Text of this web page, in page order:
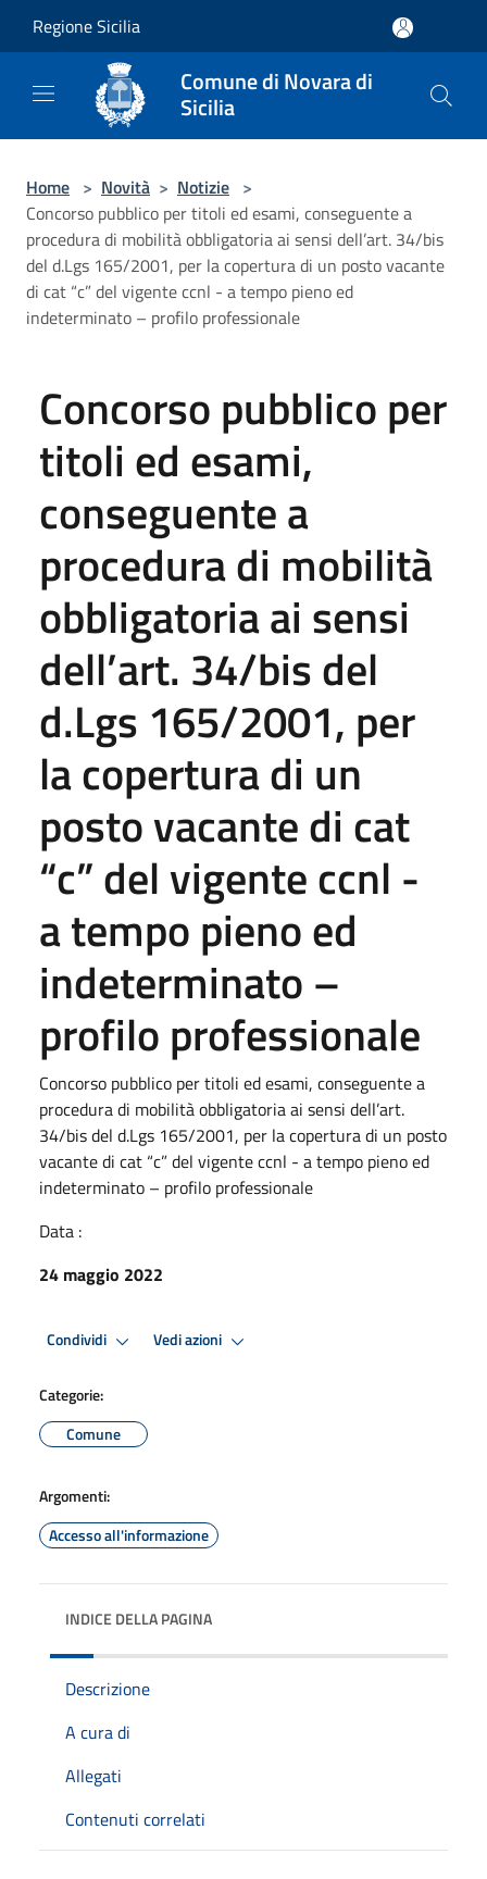
Regione Sicilia
Comune di Novara di
Sicilia
Home > Novità > Notizie >
Concorso pubblico per titoli ed esami, conseguente a
procedura di mobilità obbligatoria ai sensi dell’art. 34/bis
del d.Lgs 165/2001, per la copertura di un posto vacante
di cat “c” del vigente ccnl - a tempo pieno ed
indeterminato – profilo professionale
Concorso pubblico per
titoli ed esami,
conseguente a
procedura di mobilità
obbligatoria ai sensi
dell’art. 34/bis del
d.Lgs 165/2001, per
la copertura di un
posto vacante di cat
“c” del vigente ccnl -
a tempo pieno ed
indeterminato –
profilo professionale
Concorso pubblico per titoli ed esami, conseguente a
procedura di mobilità obbligatoria ai sensi dell’art.
34/bis del d.Lgs 165/2001, per la copertura di un posto
vacante di cat “c” del vigente ccnl - a tempo pieno ed
indeterminato – profilo professionale
Data :
24 maggio 2022
Condividi Vedi azioni
Categorie:
Comune
Argomenti:
Accesso all'informazione
INDICE DELLA PAGINA
Descrizione
A cura di
Allegati
Contenuti correlati